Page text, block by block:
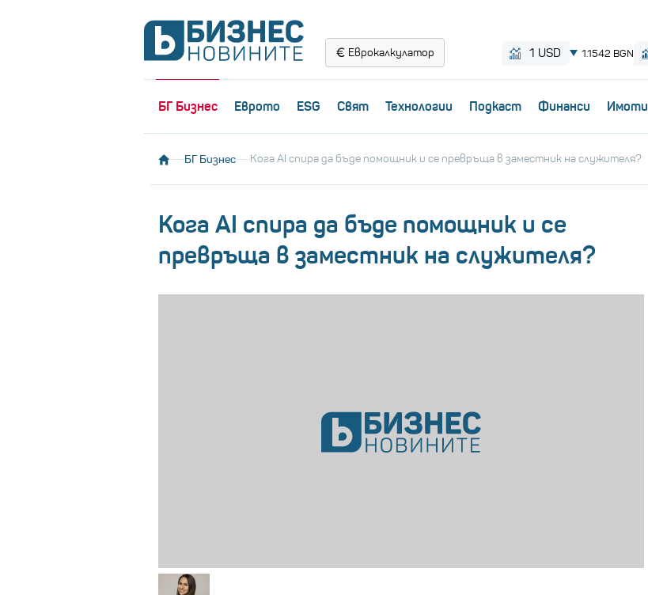
Еврокалкулатор
БГ Бизнес Еврото ESG Свят Технологии Пoдкаст Финанси Имоти
БГ Бизнес Кога AI спира да бъде помощник и се превръща в заместник на служителя?
Кога AI спира да бъде помощник и се
превръща в заместник на служителя?